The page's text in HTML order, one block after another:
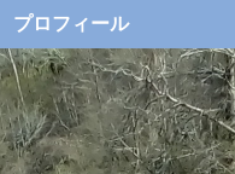
プロフィール